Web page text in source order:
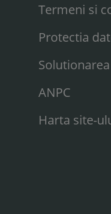
Termeni si
Protectia
ANPC
Harta site-